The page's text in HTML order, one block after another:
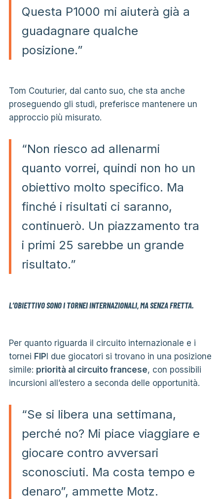
Questa P1000 mi aiuterà già a
guadagnare qualche
posizione.”
Tom Couturier, dal canto suo, che sta anche
proseguendo gli studi, preferisce mantenere un
approccio più misurato.
“Non riesco ad allenarmi
quanto vorrei, quindi non ho un
obiettivo molto specifico. Ma
finché i risultati ci saranno,
continuerò. Un piazzamento tra
i primi 25 sarebbe un grande
risultato.”
L’OBIETTIVO SONO I TORNEI INTERNAZIONALI, MA SENZA FRETTA.
Per quanto riguarda il circuito internazionale e i
tornei FIPI due giocatori si trovano in una posizione
simile: priorità al circuito francese, con possibili
incursioni all’estero a seconda delle opportunità.
“Se si libera una settimana,
perché no? Mi piace viaggiare e
giocare contro avversari
sconosciuti. Ma costa tempo e
denaro”, ammette Motz.